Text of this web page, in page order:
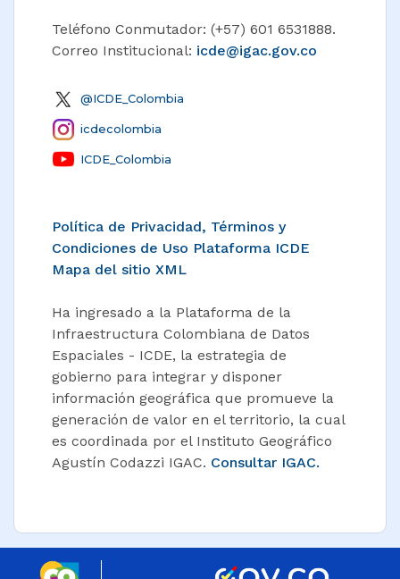
Teléfono Conmutador: (+57) 601 6531888.
Correo Institucional: icde@igac.gov.co​
@ICDE_Colombia
icdecolombia
ICDE_Colombia
Política de Privacidad, Términos y
Condiciones de Uso Plataforma ICDE
Mapa del sitio XML
Ha ingresado a la Plataforma de la
Infraestructura Colombiana de Datos
Espaciales - ICDE, la estrategia de
gobierno para integrar y disponer
información geográfica que promueve la
generación de valor en el territorio, la cual
es coordinada por el Instituto Geográfico
Agustín Codazzi IGAC. Consultar IGAC.